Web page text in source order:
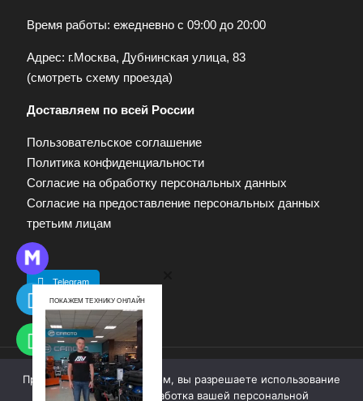
Время работы: ежедневно с 09:00 до 20:00
Адрес: г.Москва, Дубнинская улица, 83
(смотреть схему проезда)
Доставляем по всей России
Пользовательское соглашение
Политика конфиденциальности
Согласие на обработку персональных данных
Согласие на предоставление персональных данных
третьим лицам
Telegram
© 2009—2025. Квадропарк. Все права защищены.
Продолжая работу с сайтом, вы разрешаете использование
cookie-файлов. Обработка вашей персональной
ПОКАЖЕМ ТЕХНИКУ ОНЛАЙН